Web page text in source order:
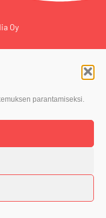
parantamiseksi.
Oy